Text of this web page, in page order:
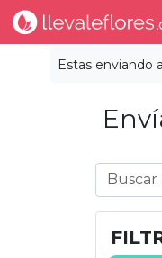
Estas enviando a